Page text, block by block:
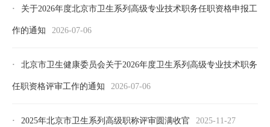
· 关于2026年度北京市卫生系列高级专业技术职务任职资格申报工
作的通知 2026-07-06
· 北京市卫生健康委员会关于2026年度卫生系列高级专业技术职务
任职资格评审工作的通知 2026-07-06
· 2025年北京市卫生系列高级职称评审圆满收官 2025-11-27